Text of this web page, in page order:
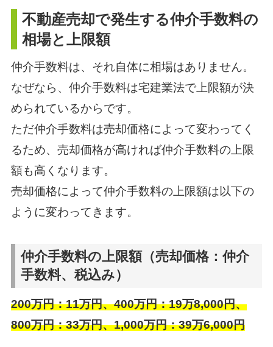
不動産売却で発生する仲介手数料の
相場と上限額
仲介手数料は、それ自体に相場はありません。
なぜなら、仲介手数料は宅建業法で上限額が決
められているからです。
ただ仲介手数料は売却価格によって変わってく
るため、売却価格が高ければ仲介手数料の上限
額も高くなります。
売却価格によって仲介手数料の上限額は以下の
ように変わってきます。
仲介手数料の上限額（売却価格：仲介
手数料、税込み）
200万円：11万円、400万円：19万8,000円、
800万円：33万円、1,000万円：39万6,000円